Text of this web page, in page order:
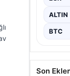
ALTIN
BTC
Son